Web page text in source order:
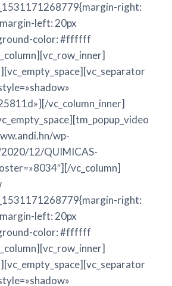
right:
left: 20px
color: #ffffff
vc_column_inner]
wp-
12/QUIMICAS-
vc_column]
right:
left: 20px
color: #ffffff